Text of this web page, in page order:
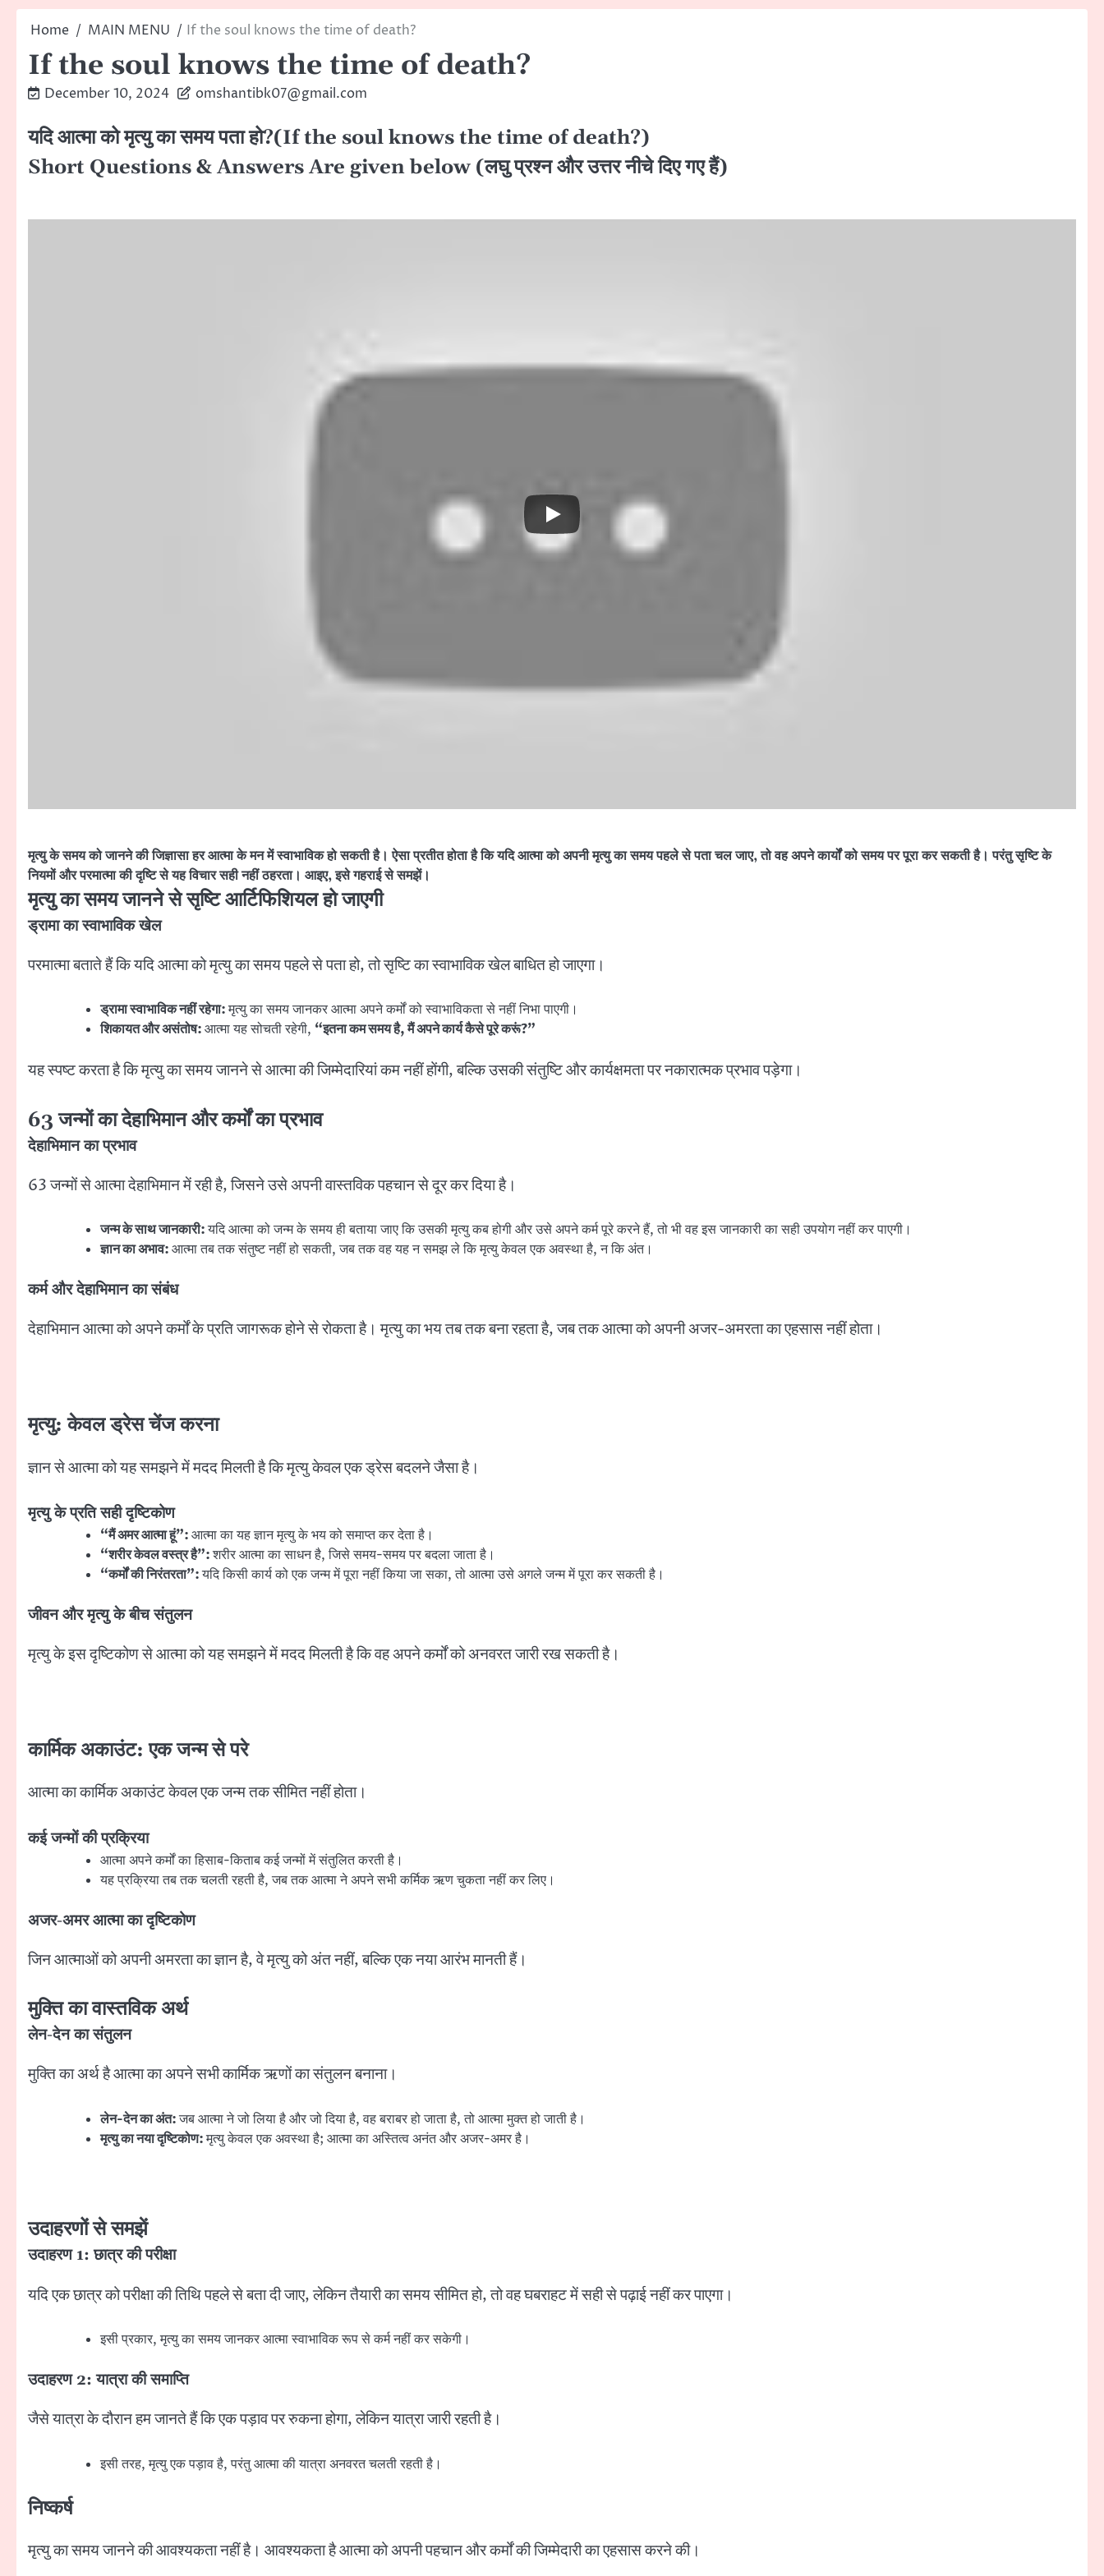
Home MAIN MENU If the soul knows the time of death?
If the soul knows the time of death?
December 10, 2024 omshantibk07@gmail.com
यदि आत्मा को मृत्यु का समय पता हो?(If the soul knows the time of death?)
Short Questions & Answers Are given below (लघु प्रश्न और उत्तर नीचे दिए गए हैं)
मृत्यु के समय को जानने की जिज्ञासा हर आत्मा के मन में स्वाभाविक हो सकती है। ऐसा प्रतीत होता है कि यदि आत्मा को अपनी मृत्यु का समय पहले से पता चल जाए, तो वह अपने कार्यों को समय पर पूरा कर सकती है। परंतु सृष्टि के
नियमों और परमात्मा की दृष्टि से यह विचार सही नहीं ठहरता। आइए, इसे गहराई से समझें।
मृत्यु का समय जानने से सृष्टि आर्टिफिशियल हो जाएगी
ड्रामा का स्वाभाविक खेल
परमात्मा बताते हैं कि यदि आत्मा को मृत्यु का समय पहले से पता हो, तो सृष्टि का स्वाभाविक खेल बाधित हो जाएगा।
ड्रामा स्वाभाविक नहीं रहेगा:मृत्यु का समय जानकर आत्मा अपने कर्मों को स्वाभाविकता से नहीं निभा पाएगी।
शिकायत और असंतोष:आत्मा यह सोचती रहेगी, “इतना कम समय है,मैं अपने कार्य कैसे पूरे करूं?”
यह स्पष्ट करता है कि मृत्यु का समय जानने से आत्मा की जिम्मेदारियां कम नहीं होंगी, बल्कि उसकी संतुष्टि और कार्यक्षमता पर नकारात्मक प्रभाव पड़ेगा।
63जन्मों का देहाभिमान और कर्मों का प्रभाव
देहाभिमान का प्रभाव
63 जन्मों से आत्मा देहाभिमान में रही है, जिसने उसे अपनी वास्तविक पहचान से दूर कर दिया है।
जन्म के साथ जानकारी:यदि आत्मा को जन्म के समय ही बताया जाए कि उसकी मृत्यु कब होगी और उसे अपने कर्म पूरे करने हैं, तो भी वह इस जानकारी का सही उपयोग नहीं कर पाएगी।
ज्ञान का अभाव:आत्मा तब तक संतुष्ट नहीं हो सकती, जब तक वह यह न समझ ले कि मृत्यु केवल एक अवस्था है, न कि अंत।
कर्म और देहाभिमान का संबंध
देहाभिमान आत्मा को अपने कर्मों के प्रति जागरूक होने से रोकता है। मृत्यु का भय तब तक बना रहता है, जब तक आत्मा को अपनी अजर-अमरता का एहसास नहीं होता।
मृत्यु: केवल ड्रेस चेंज करना
ज्ञान से आत्मा को यह समझने में मदद मिलती है कि मृत्यु केवल एक ड्रेस बदलने जैसा है।
मृत्यु के प्रति सही दृष्टिकोण
“मैं अमर आत्मा हूं”:आत्मा का यह ज्ञान मृत्यु के भय को समाप्त कर देता है।
“शरीर केवल वस्त्र है”:शरीर आत्मा का साधन है, जिसे समय-समय पर बदला जाता है।
“कर्मों की निरंतरता”:यदि किसी कार्य को एक जन्म में पूरा नहीं किया जा सका, तो आत्मा उसे अगले जन्म में पूरा कर सकती है।
जीवन और मृत्यु के बीच संतुलन
मृत्यु के इस दृष्टिकोण से आत्मा को यह समझने में मदद मिलती है कि वह अपने कर्मों को अनवरत जारी रख सकती है।
कार्मिक अकाउंट: एक जन्म से परे
आत्मा का कार्मिक अकाउंट केवल एक जन्म तक सीमित नहीं होता।
कई जन्मों की प्रक्रिया
आत्मा अपने कर्मों का हिसाब-किताब कई जन्मों में संतुलित करती है।
यह प्रक्रिया तब तक चलती रहती है, जब तक आत्मा ने अपने सभी कर्मिक ऋण चुकता नहीं कर लिए।
अजर-अमर आत्मा का दृष्टिकोण
जिन आत्माओं को अपनी अमरता का ज्ञान है, वे मृत्यु को अंत नहीं, बल्कि एक नया आरंभ मानती हैं।
मुक्ति का वास्तविक अर्थ
लेन-देन का संतुलन
मुक्ति का अर्थ है आत्मा का अपने सभी कार्मिक ऋणों का संतुलन बनाना।
लेन-देन का अंत:जब आत्मा ने जो लिया है और जो दिया है, वह बराबर हो जाता है, तो आत्मा मुक्त हो जाती है।
मृत्यु का नया दृष्टिकोण:मृत्यु केवल एक अवस्था है; आत्मा का अस्तित्व अनंत और अजर-अमर है।
उदाहरणों से समझें
उदाहरण 1:छात्र की परीक्षा
यदि एक छात्र को परीक्षा की तिथि पहले से बता दी जाए, लेकिन तैयारी का समय सीमित हो, तो वह घबराहट में सही से पढ़ाई नहीं कर पाएगा।
इसी प्रकार, मृत्यु का समय जानकर आत्मा स्वाभाविक रूप से कर्म नहीं कर सकेगी।
उदाहरण 2:यात्रा की समाप्ति
जैसे यात्रा के दौरान हम जानते हैं कि एक पड़ाव पर रुकना होगा, लेकिन यात्रा जारी रहती है।
इसी तरह, मृत्यु एक पड़ाव है, परंतु आत्मा की यात्रा अनवरत चलती रहती है।
निष्कर्ष
मृत्यु का समय जानने की आवश्यकता नहीं है। आवश्यकता है आत्मा को अपनी पहचान और कर्मों की जिम्मेदारी का एहसास करने की।